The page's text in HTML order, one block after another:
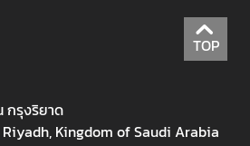
TOP
กรุงริยาด
Riyadh, Kingdom of Saudi Arabia